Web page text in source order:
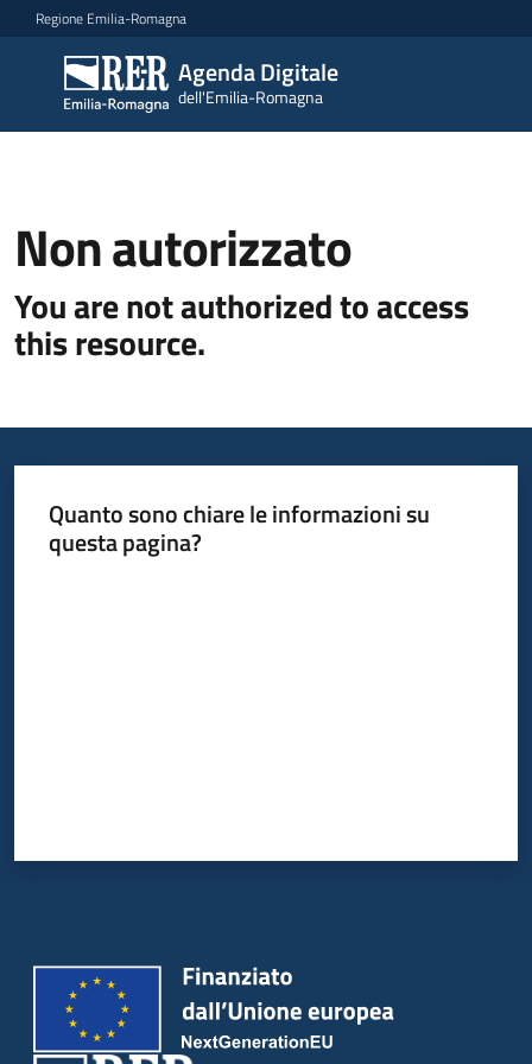
Vai al contenuto
Vai alla navigazione
Vai al footer
Regione Emilia-Romagna
Agenda Digitale
dell'Emilia-Romagna
Agenda
Digitale
dell'Emilia-
Novità
Strategia
Dati
del
territorio
Non autorizzato
You are not authorized to access
this resource.
Quanto sono chiare le informazioni su
questa pagina?